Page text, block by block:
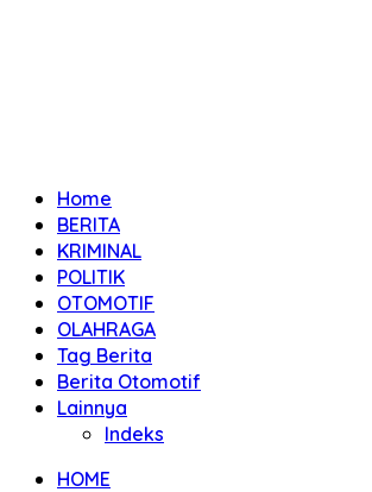
Home
BERITA
KRIMINAL
POLITIK
OTOMOTIF
OLAHRAGA
Tag Berita
Berita Otomotif
Lainnya
Indeks
HOME